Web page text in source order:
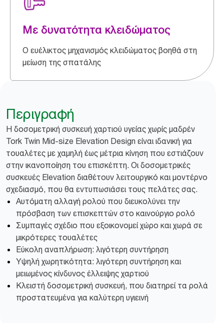
Με δυνατότητα κλειδώματος
Ο ευέλικτος μηχανισμός κλειδώματος βοηθά στη
μείωση της σπατάλης
Περιγραφή
Η δοσομετρική συσκευή χαρτιού υγείας χωρίς μαδρέν
Tork Twin Mid-size Elevation Design είναι ιδανική για
τουαλέτες με χαμηλή έως μέτρια κίνηση που εστιάζουν
στην ικανοποίηση του επισκέπτη. Οι δοσομετρικές
συσκευές Elevation διαθέτουν λειτουργικό και μοντέρνο
σχεδιασμό, που θα εντυπωσιάσει τους πελάτες σας.
Αυτόματη αλλαγή ρολού που διευκολύνει την
πρόσβαση των επισκεπτών στο καινούργιο ρολό
Συμπαγές σχέδιο που εξοικονομεί χώρο και χωρά σε
μικρότερες τουαλέτες
Εύκολη αναπλήρωση: λιγότερη συντήρηση
Υψηλή χωρητικότητα: λιγότερη συντήρηση και
μειωμένος κίνδυνος έλλειψης χαρτιού
Κλειστή δοσομετρική συσκευή, που διατηρεί τα ρολά
προστατευμένα για καλύτερη υγιεινή